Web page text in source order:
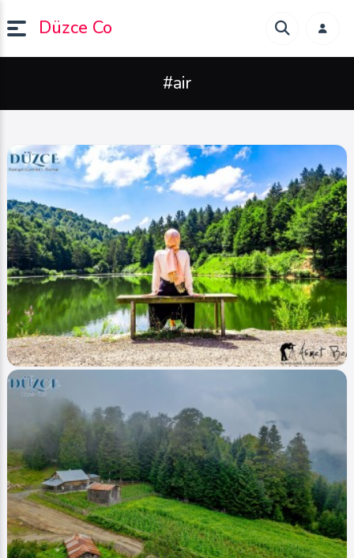
Düzce Co
#air
Image Akarsular - Streams
Dipsizgöl Çamlıbel (Göl - Lake)
Ahmet Bozdemir 0 8856 0